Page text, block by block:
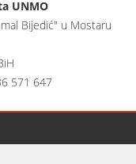
UNMO
Bijedić" u Mostaru
571 647